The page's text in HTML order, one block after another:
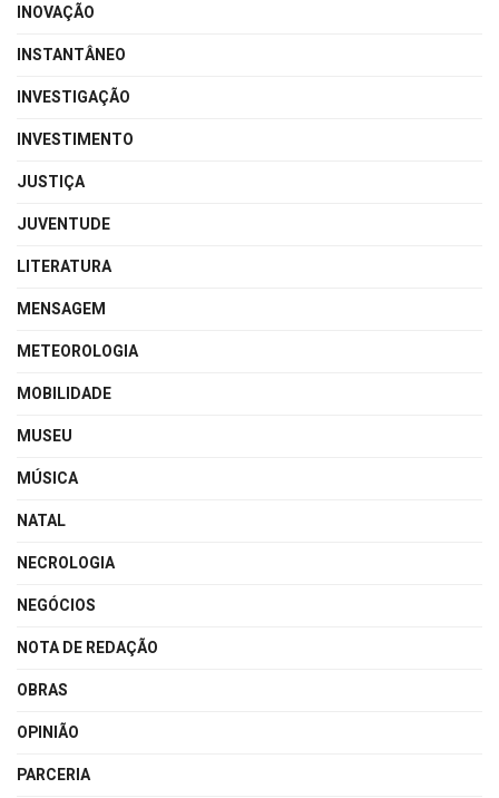
INOVAÇÃO
INSTANTÂNEO
INVESTIGAÇÃO
INVESTIMENTO
JUSTIÇA
JUVENTUDE
LITERATURA
MENSAGEM
METEOROLOGIA
MOBILIDADE
MUSEU
MÚSICA
NATAL
NECROLOGIA
NEGÓCIOS
NOTA DE REDAÇÃO
OBRAS
OPINIÃO
PARCERIA